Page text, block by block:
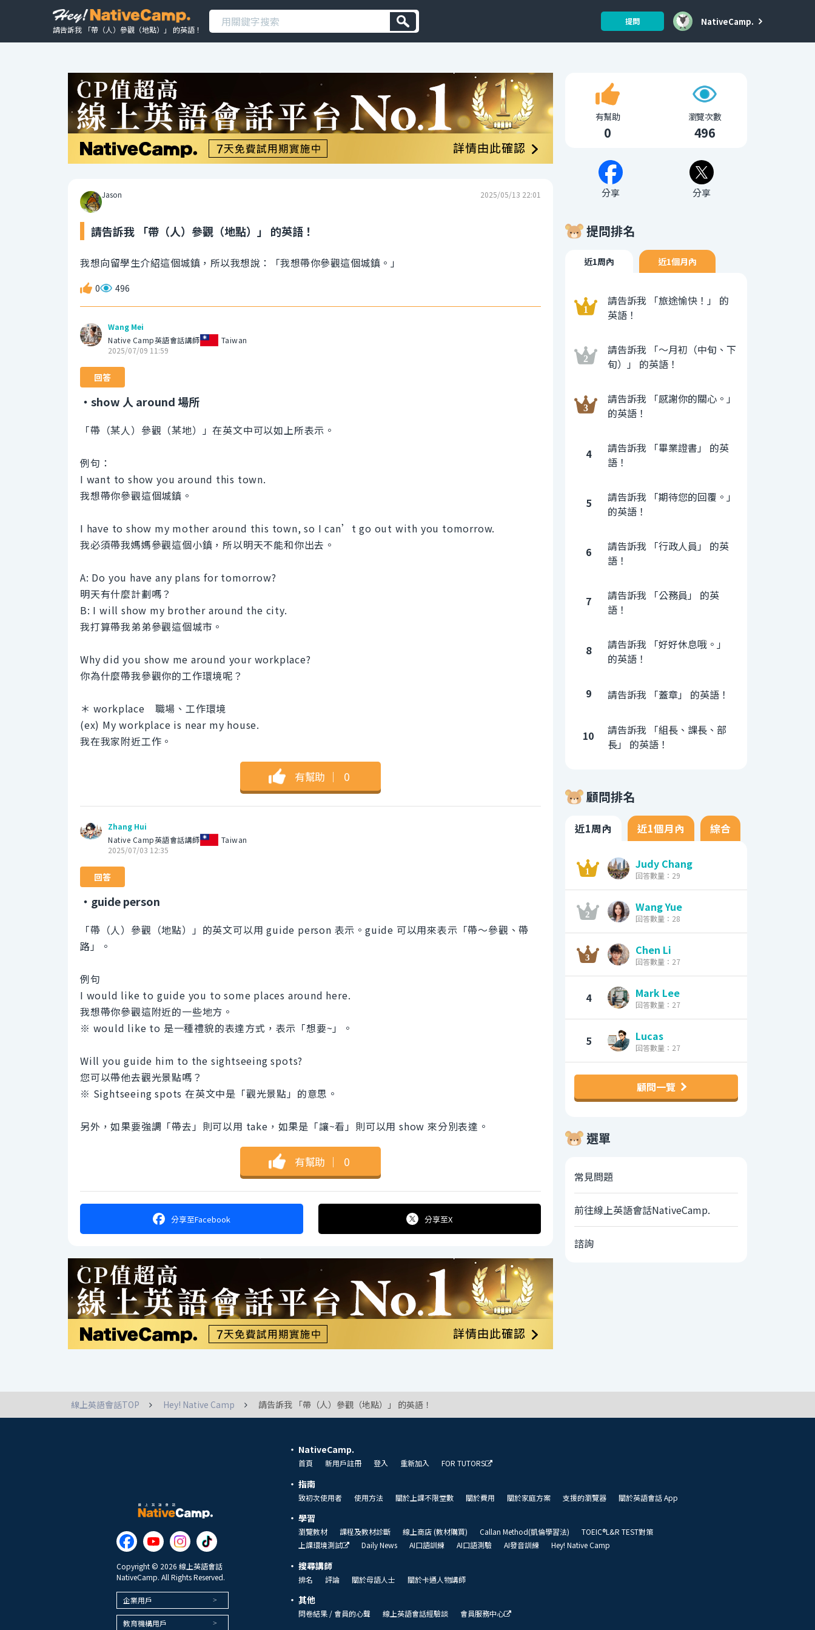
請告訴我 「帶（人）參觀（地點）」 的英語！
提問 NativeCamp.
Jason 2025/05/13 22:01
請告訴我 「帶（人）參觀（地點）」 的英語！
我想向留學生介紹這個城鎮，所以我想說：「我想帶你參觀這個城鎮。」
0 496
Wang Mei
Native Camp英語會話講師
Taiwan
2025/07/09 11:59
回答
・show 人 around 場所
「帶（某人）參觀（某地）」在英文中可以如上所表示。
例句：
I want to show you around this town.
我想帶你參觀這個城鎮。
I have to show my mother around this town, so I can’t go out with you tomorrow.
我必須帶我媽媽參觀這個小鎮，所以明天不能和你出去。
A: Do you have any plans for tomorrow?
明天有什麼計劃嗎？
B: I will show my brother around the city.
我打算帶我弟弟參觀這個城市。
Why did you show me around your workplace?
你為什麼帶我參觀你的工作環境呢？
＊ workplace 職場、工作環境
(ex) My workplace is near my house.
我在我家附近工作。
有幫助 ｜ 0
Zhang Hui
Native Camp英語會話講師
Taiwan
2025/07/03 12:35
回答
・guide person
「帶（人）參觀（地點）」的英文可以用 guide person 表示。guide 可以用來表示「帶～參觀、帶
路」。
例句
I would like to guide you to some places around here.
我想帶你參觀這附近的一些地方。
※ would like to 是一種禮貌的表達方式，表示「想要~」。
Will you guide him to the sightseeing spots?
您可以帶他去觀光景點嗎？
※ Sightseeing spots 在英文中是「觀光景點」的意思。
另外，如果要強調「帶去」則可以用 take，如果是「讓~看」則可以用 show 來分別表達。
有幫助 ｜ 0
分享至Facebook 分享至X
有幫助
0
瀏覽次數
496
分享 分享
提問排名
近1周內 近1個月內
請告訴我 「旅途愉快！」 的
英語！
請告訴我 「〜月初（中旬、下
旬）」 的英語！
請告訴我 「感謝你的關心。」
的英語！
4
請告訴我 「畢業證書」 的英
語！
5
請告訴我 「期待您的回覆。」
的英語！
6
請告訴我 「行政人員」 的英
語！
7
請告訴我 「公務員」 的英
語！
8
請告訴我 「好好休息哦。」
的英語！
9 請告訴我 「蓋章」 的英語！
10
請告訴我 「組長、課長、部
長」 的英語！
顧問排名
近1周內 近1個月內 綜合
Judy Chang
回答數量：29
Wang Yue
回答數量：28
Chen Li
回答數量：27
4 Mark Lee
回答數量：27
5 Lucas
回答數量：27
顧問一覽
選單
常見問題
前往線上英語會話NativeCamp.
諮詢
線上英語會話TOP Hey! Native Camp 請告訴我 「帶（人）參觀（地點）」 的英語！
Copyright © 2026 線上英語會話
NativeCamp. All Rights Reserved.
企業用戶
教育機構用戶
NativeCamp.
首頁 新用戶註冊 登入 重新加入 FOR TUTORS
指南
致初次使用者 使用方法 關於上課不限堂數 關於費用 關於家庭方案 支援的瀏覽器 關於英語會話 App
學習
瀏覽教材 課程及教材診斷 線上商店 (教材購買) Callan Method(凱倫學習法)
TOEIC®L&R TEST對策
上課環境測試
Daily News AI口語訓練 AI口語測驗 AI發音訓練 Hey! Native Camp
搜尋講師
排名 評論 關於母語人士 關於卡通人物講師
其他
問卷結果 / 會員的心聲 線上英語會話經驗談 會員服務中心